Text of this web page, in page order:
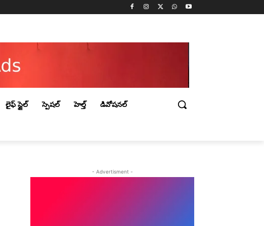
లైఫ్ స్టైల్ స్పెషల్ హెల్త్ డివోషనల్
- Advertisment -